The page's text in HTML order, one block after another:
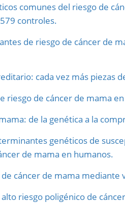
comunes del riesgo de
controles.
de riesgo de cáncer de
cada vez más piezas
riesgo de cáncer de mama
de la genética a la
genéticos de
de mama en humanos.
cáncer de mama
riesgo poligénico de